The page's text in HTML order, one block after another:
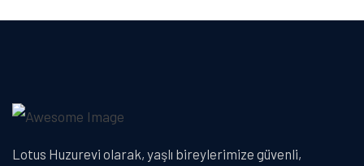
Lotus Huzurevi olarak, yaşlı bireylerimize güvenli,